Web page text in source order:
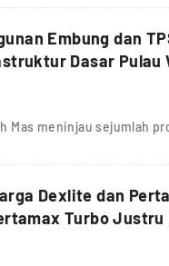
Embung dan
Dasar Pulau
Mas meninjau sejumlah
Dexlite dan
Turbo Justru